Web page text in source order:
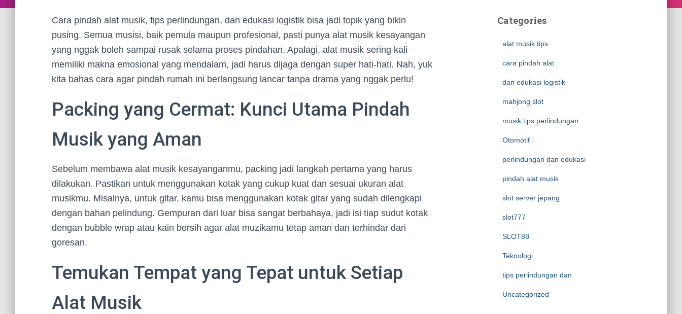
Cara pindah alat musik, tips perlindungan, dan edukasi logistik bisa jadi topik yang bikin
pusing. Semua musisi, baik pemula maupun profesional, pasti punya alat musik kesayangan
yang nggak boleh sampai rusak selama proses pindahan. Apalagi, alat musik sering kali
memiliki makna emosional yang mendalam, jadi harus dijaga dengan super hati-hati. Nah, yuk
kita bahas cara agar pindah rumah ini berlangsung lancar tanpa drama yang nggak perlu!
Packing yang Cermat: Kunci Utama Pindah
Musik yang Aman
Sebelum membawa alat musik kesayanganmu, packing jadi langkah pertama yang harus
dilakukan. Pastikan untuk menggunakan kotak yang cukup kuat dan sesuai ukuran alat
musikmu. Misalnya, untuk gitar, kamu bisa menggunakan kotak gitar yang sudah dilengkapi
dengan bahan pelindung. Gempuran dari luar bisa sangat berbahaya, jadi isi tiap sudut kotak
dengan bubble wrap atau kain bersih agar alat muzikamu tetap aman dan terhindar dari
goresan.
Temukan Tempat yang Tepat untuk Setiap
Alat Musik
Categories
alat musik tips
cara pindah alat
dan edukasi logistik
mahjong slot
musik tips perlindungan
Otomotif
perlindungan dan edukasi
pindah alat musik
slot server jepang
slot777
SLOT88
Teknologi
tips perlindungan dan
Uncategorized